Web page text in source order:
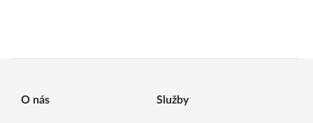
O nás Služby